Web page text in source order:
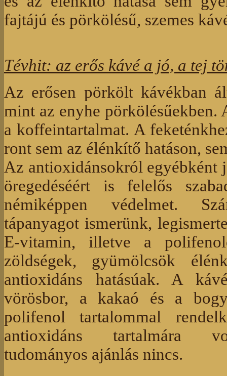
fajtájú és pörkölésű, szemes
Tévhit: az erős kávé a jó, a tej
Az erősen pörkölt kávékban
mint az enyhe
a koffeintartalmat. A
ront sem az élénkítő hatáson,
Az antioxidánsokról egyébként
öregedéséért is felelős
némiképpen védelmet.
tápanyagot ismerünk,
E-vitamin, illetve a
zöldségek, gyümölcsök
antioxidáns hatásúak. A
vörösbor, a kakaó és a
polifenol tartalommal
antioxidáns tartalmára
tudományos ajánlás nincs.